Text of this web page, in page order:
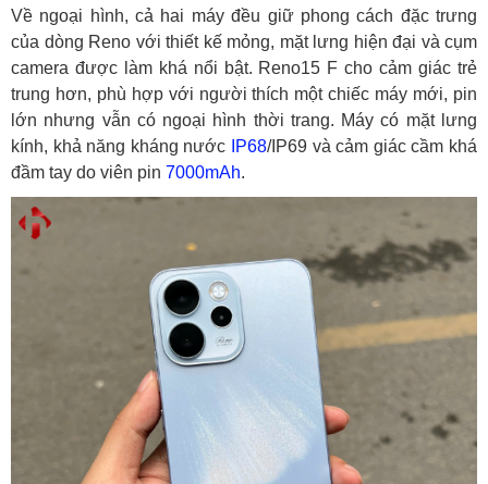
Về ngoại hình, cả hai máy đều giữ phong cách đặc trưng
của dòng Reno với thiết kế mỏng, mặt lưng hiện đại và cụm
camera được làm khá nổi bật. Reno15 F cho cảm giác trẻ
trung hơn, phù hợp với người thích một chiếc máy mới, pin
lớn nhưng vẫn có ngoại hình thời trang. Máy có mặt lưng
kính, khả năng kháng nước
IP68/IP69 và cảm giác cầm khá
đầm tay do viên pin 7000mAh.